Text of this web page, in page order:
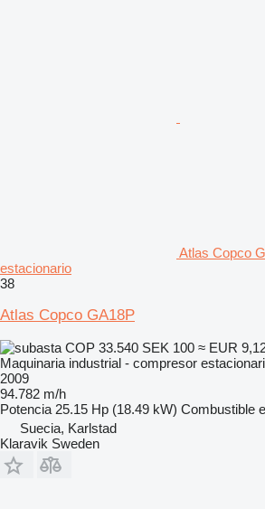
Atlas Copco
estacionario
38
Atlas Copco GA18P
COP 33.540 SEK 100 ≈ EUR
Maquinaria industrial - compresor
2009
94.782 m/h
Potencia 25.15 Hp (18.49 kW) Combustible
Suecia, Karlstad
Klaravik Sweden